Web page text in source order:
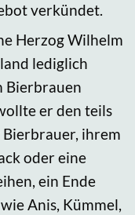
verkündet.
Herzog Wilhelm
lediglich
Bierbrauen
er den teils
ihrem
oder eine
ein Ende
Anis, Kümmel,